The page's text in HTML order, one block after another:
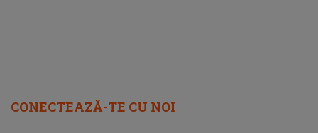
CONECTEAZĂ-TE CU NOI